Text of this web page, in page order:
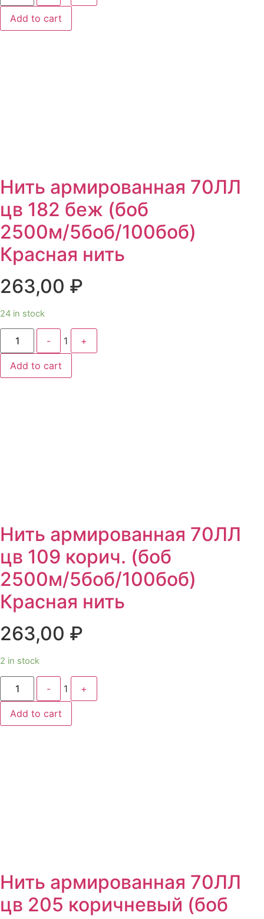
Add to cart
Нить армированная 70ЛЛ
цв 182 беж (боб
2500м/5боб/100боб)
Красная нить
263,00 ₽
24 in stock
Quantity
- 1 +
Add to cart
Нить армированная 70ЛЛ
цв 109 корич. (боб
2500м/5боб/100боб)
Красная нить
263,00 ₽
2 in stock
Quantity
- 1 +
Add to cart
Нить армированная 70ЛЛ
цв 205 коричневый (боб